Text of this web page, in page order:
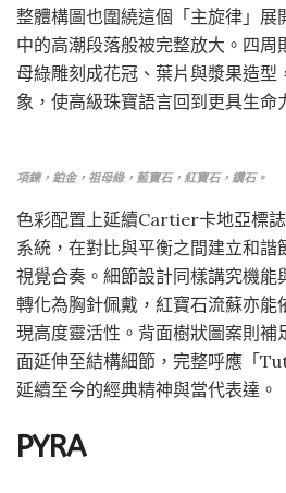
整體構圖也圍繞這個「主旋律」展
中的高潮段落般被完整放大。四周
母綠雕刻成花冠、葉片與漿果造型
象，使高級珠寶語言回到更具生命
項鍊，鉑金，祖母綠，藍寶石，紅寶石，鑽石。
色彩配置上延續Cartier卡地亞標
系統，在對比與平衡之間建立和諧
視覺合奏。細節設計同樣講究機能
轉化為胸針佩戴，紅寶石流蘇亦能
現高度靈活性。背面樹狀圖案則補
面延伸至結構細節，完整呼應「
延續至今的經典精神與當代表達。
PYRA